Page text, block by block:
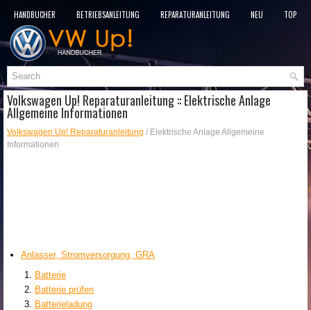
HANDBÜCHER BETRIEBSANLEITUNG REPARATURANLEITUNG NEU
TOP
SITEMAP
Volkswagen Up! Reparaturanleitung :: Elektrische Anlage
Allgemeine Informationen
Volkswagen Up! Reparaturanleitung / Elektrische Anlage Allgemeine
Informationen
Anlasser, Stromversorgung, GRA
Batterie
Batterie prüfen
Batterieladung